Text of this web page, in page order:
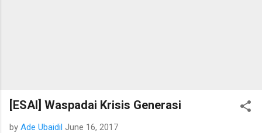
[ESAI] Waspadai Krisis Generasi
by Ade Ubaidil June 16, 2017